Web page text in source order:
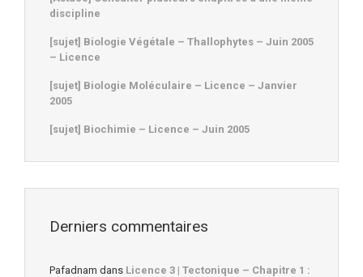
discipline
[sujet] Biologie Végétale – Thallophytes – Juin 2005
– Licence
[sujet] Biologie Moléculaire – Licence – Janvier
2005
[sujet] Biochimie – Licence – Juin 2005
Derniers commentaires
Pafadnam dans Licence 3 | Tectonique – Chapitre 1 :